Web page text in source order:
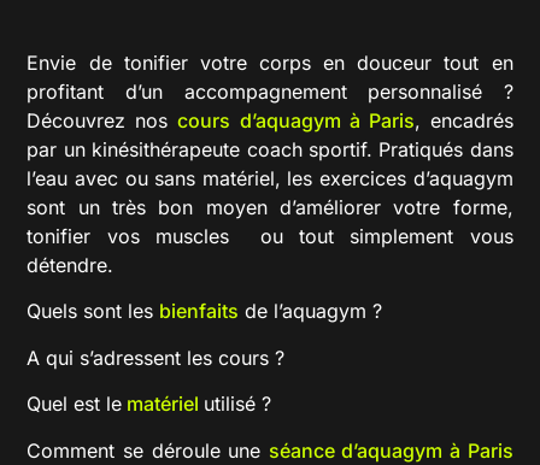
Envie de tonifier votre corps en douceur tout en
profitant d’un accompagnement personnalisé ?
Découvrez noscours d’aquagym à Paris, encadrés
par un kinésithérapeute coach sportif. Pratiqués dans
l’eau avec ou sans matériel, lesexercices d’aquagym
sont un très bon moyen d’améliorer votre forme,
tonifier vos muscles ou tout simplement vous
détendre.
Quels sont les bienfaits de l’aquagym ?
A qui s’adressent les cours ?
Quel est le matériel utilisé ?
Comment se déroule une séance d’aquagym à Paris